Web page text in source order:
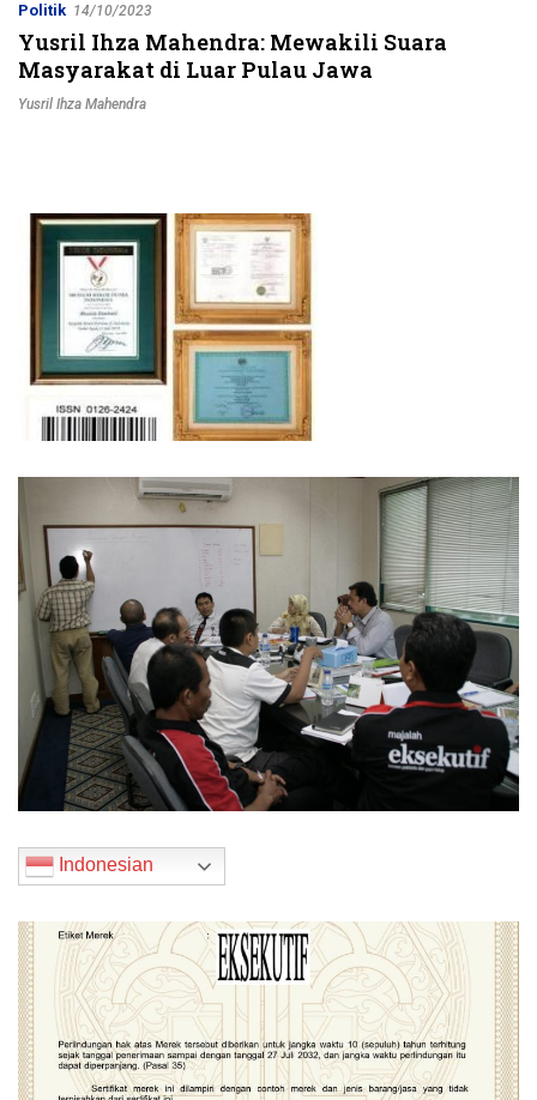
Politik 14/10/2023
Yusril Ihza Mahendra: Mewakili Suara
Masyarakat di Luar Pulau Jawa
Yusril Ihza Mahendra
Indonesian